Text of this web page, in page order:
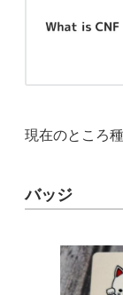
現在のところ
バッジ